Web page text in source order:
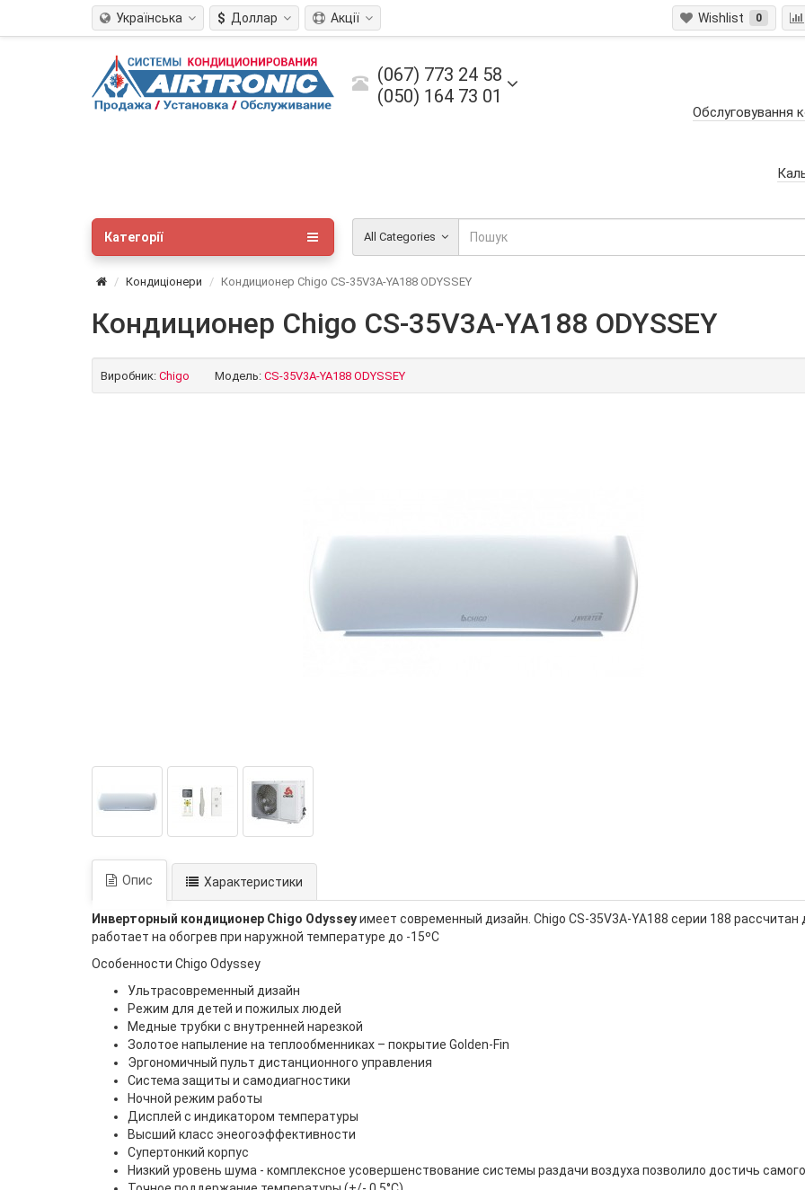
Українська $ Доллар Акції Wishlist 0
(067) 773 24 58
(050) 164 73 01
Обслуговування
All Categories
Категорії
Кондиціонери Кондиционер Chigo CS-35V3A-YA188 ODYSSEY
Кондиционер Chigo CS-35V3A-YA188 ODYSSEY
Виробник: Chigo Модель: CS-35V3A-YA188 ODYSSEY
Опис Характеристики
Инверторный кондиционер Chigo Odysseyимеет современный дизайн. Chigo CS-35V3A-YA188 серии 188
работает на обогрев при наружной температуре до -15ºС
Особенности Chigo Odyssey
Ультрасовременный дизайн
Режим для детей и пожилых людей
Медные трубки с внутренней нарезкой
Золотое напыление на теплообменниках – покрытие Golden-Fin
Эргономичный пульт дистанционного управления
Система защиты и самодиагностики
Ночной режим работы
Дисплей с индикатором температуры
Высший класс энеогоэффективности
Супертонкий корпус
Низкий уровень шума - комплексное усовершенствование системы раздачи воздуха позволило достичь